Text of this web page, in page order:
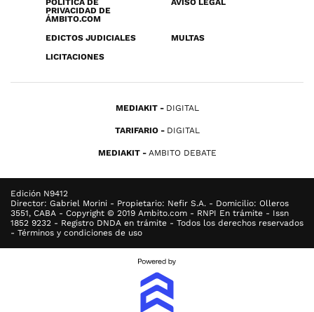
POLÍTICA DE
PRIVACIDAD DE
ÁMBITO.COM
AVISO LEGAL
EDICTOS JUDICIALES
MULTAS
LICITACIONES
MEDIAKIT DIGITAL
TARIFARIO DIGITAL
MEDIAKIT AMBITO DEBATE
Edición N9412
Director: Gabriel Morini - Propietario: Nefir S.A. - Domicilio: Olleros
3551, CABA - Copyright © 2019 Ambito.com - RNPI En trámite - Issn
1852 9232 - Registro DNDA en trámite - Todos los derechos reservados
- Términos y condiciones de uso